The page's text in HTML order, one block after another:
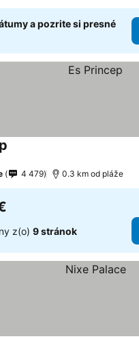
a pozrite si presné
4 479 0.3 km od pláže
z(o) 9 stránok